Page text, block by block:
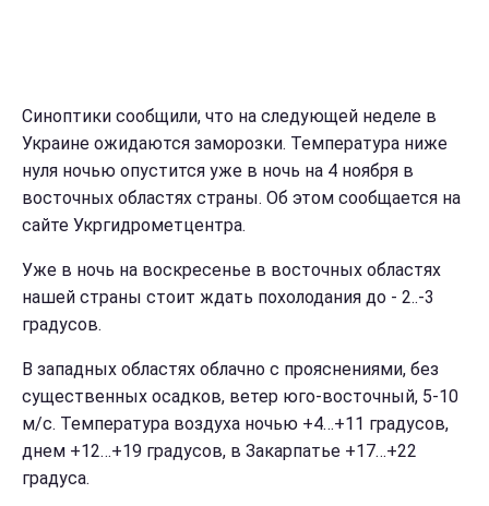
Синоптики сообщили, что на следующей неделе в
Украине ожидаются заморозки. Температура ниже
нуля ночью опустится уже в ночь на 4 ноября в
восточных областях страны. Об этом сообщается на
сайте Укргидрометцентра.
Уже в ночь на воскресенье в восточных областях
нашей страны стоит ждать похолодания до - 2..-3
градусов.
В западных областях облачно с прояснениями, без
существенных осадков, ветер юго-восточный, 5-10
м/с. Температура воздуха ночью +4…+11 градусов,
днем +12…+19 градусов, в Закарпатье +17…+22
градуса.